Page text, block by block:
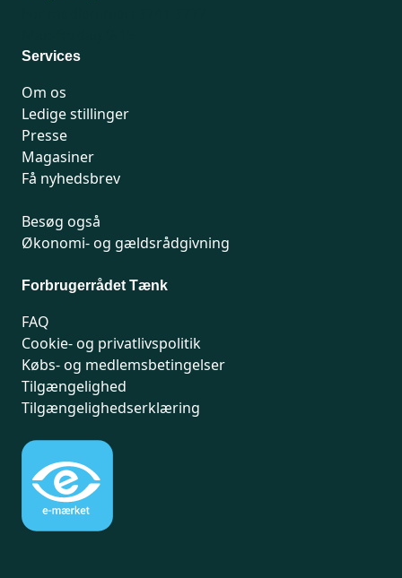
Services
Om os
Ledige stillinger
Presse
Magasiner
Få nyhedsbrev
Besøg også
Økonomi- og gældsrådgivning
Forbrugerrådet Tænk
FAQ
Cookie- og privatlivspolitik
Købs- og medlemsbetingelser
Tilgængelighed
Tilgængelighedserklæring